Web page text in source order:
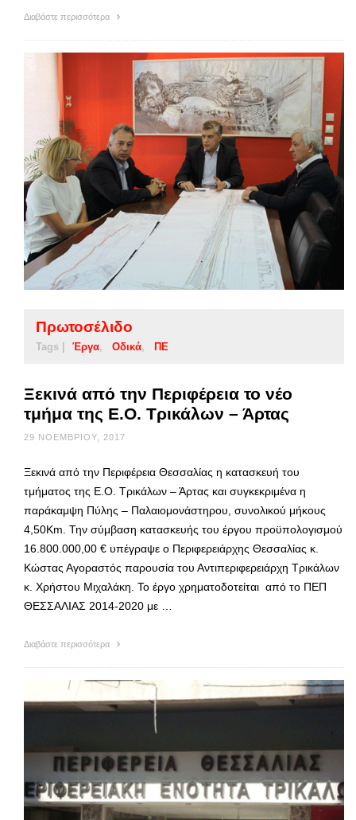
Διαβάστε περισσότερα
Πρωτοσέλιδο
Tags | Έργα Οδικά ΠΕ
Ξεκινά από την Περιφέρεια το νέο
τμήμα της Ε.Ο. Τρικάλων – Άρτας
29 ΝΟΕΜΒΡΊΟΥ, 2017
Ξεκινά από την Περιφέρεια Θεσσαλίας η κατασκευή του
τμήματος της Ε.Ο. Τρικάλων – Άρτας και συγκεκριμένα η
παράκαμψη Πύλης – Παλαιομονάστηρου, συνολικού μήκους
4,50Km. Την σύμβαση κατασκευής του έργου προϋπολογισμού
16.800.000,00 € υπέγραψε ο Περιφερειάρχης Θεσσαλίας κ.
Κώστας Αγοραστός παρουσία του Αντιπεριφερειάρχη Τρικάλων
κ. Χρήστου Μιχαλάκη. Το έργο χρηματοδοτείται από το ΠΕΠ
ΘΕΣΣΑΛΙΑΣ 2014-2020 με …
Διαβάστε περισσότερα